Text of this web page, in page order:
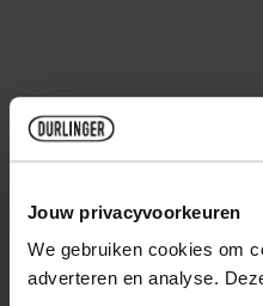
Jouw privacyvoorkeuren
We gebruiken cookies om
adverteren en analyse.